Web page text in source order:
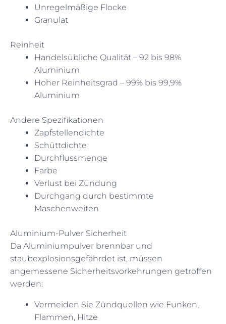
Unregelmäßige Flocke
Granulat
Reinheit
Handelsübliche Qualität – 92 bis 98%
Aluminium
Hoher Reinheitsgrad – 99% bis 99,9%
Aluminium
Andere Spezifikationen
Zapfstellendichte
Schüttdichte
Durchflussmenge
Farbe
Verlust bei Zündung
Durchgang durch bestimmte
Maschenweiten
Aluminium-Pulver Sicherheit
Da Aluminiumpulver brennbar und
staubexplosionsgefährdet ist, müssen
angemessene Sicherheitsvorkehrungen getroffen
werden:
Vermeiden Sie Zündquellen wie Funken,
Flammen, Hitze